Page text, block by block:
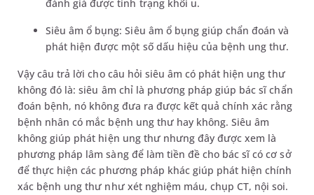
đánh giá được tình trạng khối u.
Siêu âm ổ bụng: Siêu âm ổ bụng giúp chẩn đoán và
phát hiện được một số dấu hiệu của bệnh ung thư.
Vậy câu trả lời cho câu hỏi siêu âm có phát hiện ung thư
không đó là: siêu âm chỉ là phương pháp giúp bác sĩ chẩn
đoán bệnh, nó không đưa ra được kết quả chính xác rằng
bệnh nhân có mắc bệnh ung thư hay không. Siêu âm
không giúp phát hiện ung thư nhưng đây được xem là
phương pháp lâm sàng để làm tiền đề cho bác sĩ có cơ sở
để thực hiện các phương pháp khác giúp phát hiện chính
xác bệnh ung thư như xét nghiệm máu, chụp CT, nội soi.